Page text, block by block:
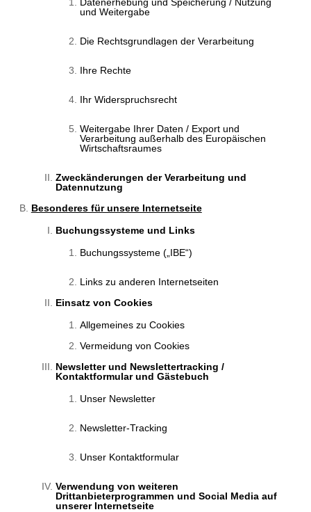
und Weitergabe
Die Rechtsgrundlagen der Verarbeitung
Ihre Rechte
Ihr Widerspruchsrecht
Weitergabe Ihrer Daten / Export und
Verarbeitung außerhalb des Europäischen
Wirtschaftsraumes
Zweckänderungen der Verarbeitung und
Datennutzung
Besonderes für unsere Internetseite
Buchungssysteme und Links
Buchungssysteme („IBE“)
Links zu anderen Internetseiten
Einsatz von Cookies
Allgemeines zu Cookies
Vermeidung von Cookies
Newsletter und Newslettertracking /
Kontaktformular und Gästebuch
Unser Newsletter
Newsletter-Tracking
Unser Kontaktformular
Verwendung von weiteren
Drittanbieterprogrammen und Social Media auf
unserer Internetseite